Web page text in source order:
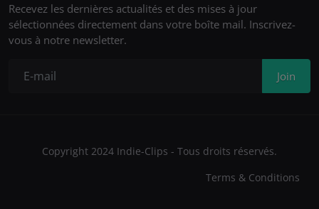
Recevez les dernières actualités et des mises à jour
sélectionnées directement dans votre boîte mail. Inscrivez-
vous à notre newsletter.
Join
Copyright 2024 Indie-Clips - Tous droits réservés.
Terms & Conditions